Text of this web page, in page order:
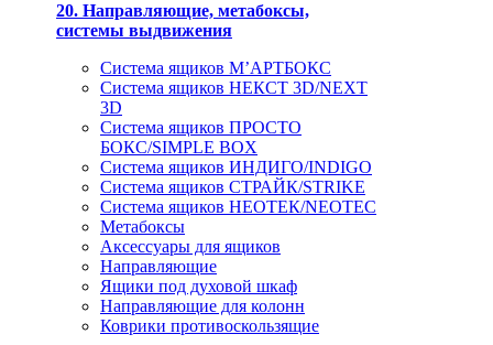
20. Направляющие, метабоксы,
системы выдвижения
Система ящиков М’АРТБОКС
Система ящиков НЕКСТ 3D/NEXT
3D
Система ящиков ПРОСТО
БОКС/SIMPLE BOX
Система ящиков ИНДИГО/INDIGO
Система ящиков СТРАЙК/STRIKE
Система ящиков НЕОТЕК/NEOTEC
Метабоксы
Аксессуары для ящиков
Направляющие
Ящики под духовой шкаф
Направляющие для колонн
Коврики противоскользящие